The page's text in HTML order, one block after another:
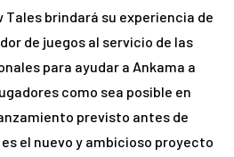
Tales brindará su experiencia de
de juegos al servicio de las
para ayudar a Ankama a
como sea posible en
previsto antes de
es el nuevo y ambicioso proyecto